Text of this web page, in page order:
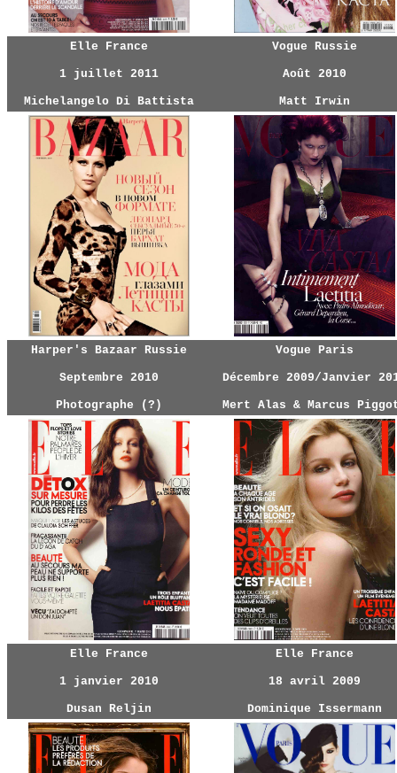
Elle France
1 juillet 2011
Michelangelo Di Battista
Vogue Russie
Août 2010
Matt Irwin
Harper's Bazaar Russie
Septembre 2010
Photographe (?)
Vogue Paris
Décembre 2009/Janvier
Mert Alas & Marcus
Elle France
1 janvier 2010
Dusan Reljin
Elle France
18 avril 2009
Dominique Issermann